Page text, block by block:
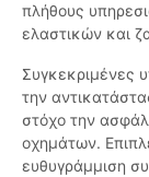
πλήθους
ελαστικών και
Συγκεκριμένες
την
στόχο την
οχημάτων.
ευθυγράμμιση